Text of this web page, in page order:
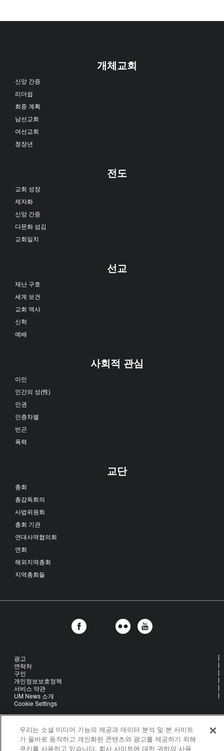
개체교회
신앙 간증
리더쉽
회중 계획
남선교회
여선교회
청장년
전도
교회 성장
제자화
신앙 간증
다문화 섬김
교회일치
선교
재난 구호
세계 보건
교회 역사
신학
예배
사회적 관심
이민
인간의 성(性)
인권
인종차별
빈곤
폭력
교단
총회
총감독회의
사법위원회
총회 기관
연대사역협의회
연회
해외지역총회
지역총회들
광고
연락처
구인
개인정보보호정책
서비스 약관
UM News 소개
Cookie Settings
United Methodist Communications is an agency of The United
Methodist Church
우리는 소셜 미디어 기능의 제공과 데이터 분석 및 본 사이트
가 올바로 동작하고 개인화된 콘텐츠와 광고를 제공하기 위해
쿠키를 사용하고 있습니다. 회사 사이트에 대한 귀하의 사용